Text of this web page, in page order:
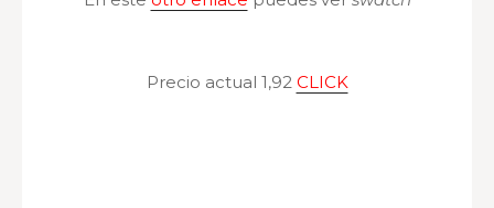
Precio actual 1,92 CLICK